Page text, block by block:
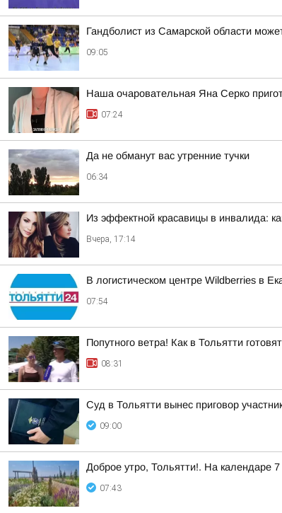
Гандболист из Самарской области
09:05
Наша очаровательная Яна Серко
07:24
Да не обманут вас утренние тучки
06:34
Из эффектной красавицы в инвалида:
Вчера, 17:14
В логистическом центре Wildberries в
07:54
Попутного ветра! Как в Тольятти
08:31
Суд в Тольятти вынес приговор
09:00
Доброе утро, Тольятти!. На календаре 7
07:43